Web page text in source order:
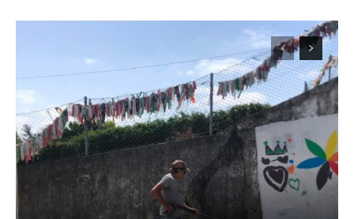
Planos de Assinatura
Faça-se assinante do Região de Cister e ajude-nos a manter este serviço
público!
Sendo assinante terá acesso a todos os conteúdos exclusivos e versões
digitais.